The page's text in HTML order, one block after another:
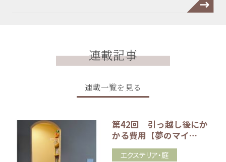
連載記事
連載一覧を見る
第42回 引っ越し後にか
かる費用【夢のマイ…
エクステリア・庭